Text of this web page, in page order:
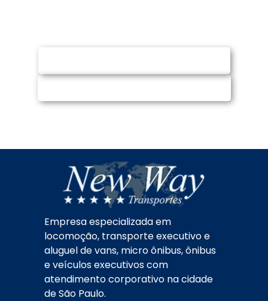
Empresa especializada em
locomoção, transporte executivo e
aluguel de vans, micro ônibus, ônibus
e veículos executivos com
atendimento corporativo na cidade
de São Paulo.